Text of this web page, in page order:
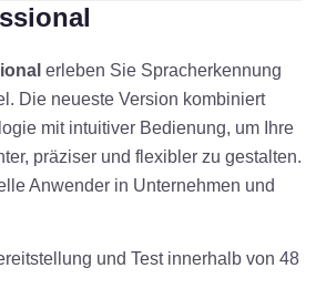
erleben Sie Spracherkennung
Die neueste Version kombiniert
mit intuitiver Bedienung, um Ihre
präziser und flexibler zu gestalten.
Anwender in Unternehmen und
und Test innerhalb von 48